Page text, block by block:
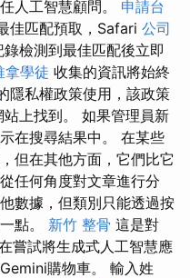
人工智慧顧問。 申請台
佳匹配預取，Safari 公司
檢測到最佳匹配後立即
拿學徒 收集的資訊將始終
隱私權政策使用，該政策
站上找到。 如果管理員新
在搜尋結果中。 在某些
但在其他方面，它們比它
任何角度對文章進行分
數據，但類別只能透過按
點。 新竹 整骨 這是對
嘗試將生成式人工智慧應
購物車。 輸入姓